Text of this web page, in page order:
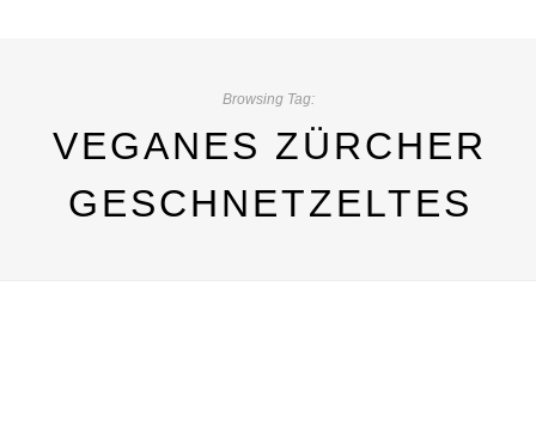
Browsing Tag:
VEGANES ZÜRCHER
GESCHNETZELTES